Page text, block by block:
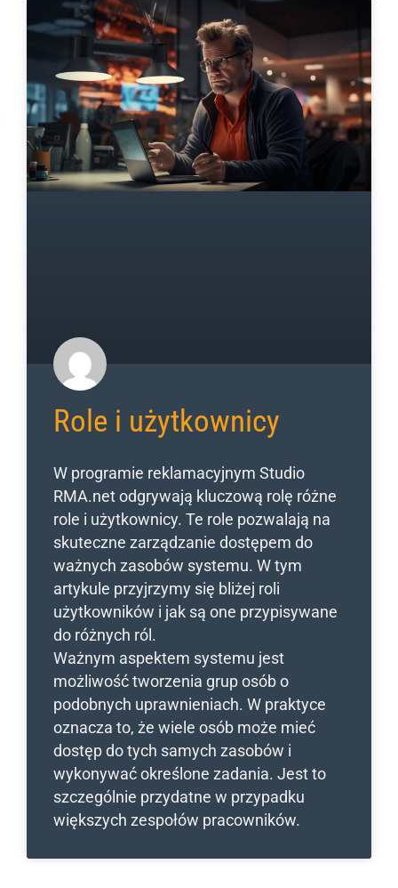
Role i użytkownicy
W programie reklamacyjnym Studio
RMA.net odgrywają kluczową rolę różne
role i użytkownicy. Te role pozwalają na
skuteczne zarządzanie dostępem do
ważnych zasobów systemu. W tym
artykule przyjrzymy się bliżej roli
użytkowników i jak są one przypisywane
do różnych ról.
Ważnym aspektem systemu jest
możliwość tworzenia grup osób o
podobnych uprawnieniach. W praktyce
oznacza to, że wiele osób może mieć
dostęp do tych samych zasobów i
wykonywać określone zadania. Jest to
szczególnie przydatne w przypadku
większych zespołów pracowników.